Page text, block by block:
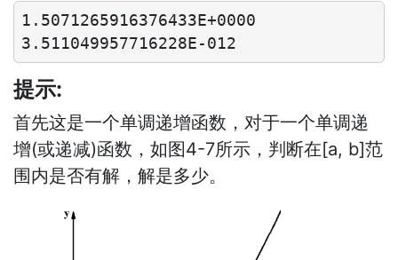
1.5071265916376433E+0000
提示:
首先这是一个单调递增函数，对于一个单调递
增(或递减)函数，如图4-7所示，判断在[a, b]范
围内是否有解，解是多少。